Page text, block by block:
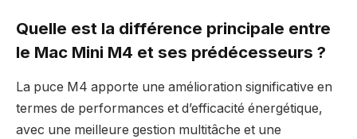
Quelle est la différence principale entre
le Mac Mini M4 et ses prédécesseurs ?
La puce M4 apporte une amélioration significative en
termes de performances et d’efficacité énergétique,
avec une meilleure gestion multitâche et une